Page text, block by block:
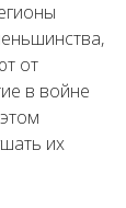
от
в войне
их